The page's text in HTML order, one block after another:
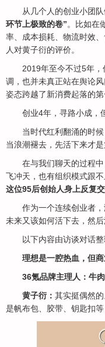
从几个人的创业小团
环节上极致的卷”。比如在
率、成本损耗、物流时效
人对黄子衍的评价。
2019年至今不过5年
调，也并未真正站在舆论
姿态跨越了新消费起落的第
创业4年，寻路小成，
当时代红利翻涌的时
当浪潮褪去，先活下来才是
在与我们聊天的过程
飞冲天，也有组织模式跟
这位95后创始人身上反复交
作为一个连续创业者
未来又该如何活下去，然
以下内容由访谈对话整
理想是一腔热血，但
36氪品牌主理人：牛
黄子衍： 其实挺偶然
是帆布包、胶带、钥匙扣